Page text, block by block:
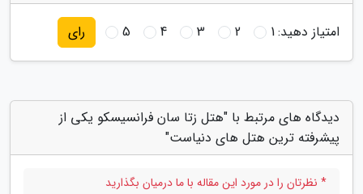
امتیاز دهید:1
2
3
4
5 رای
دیدگاه های مرتبط با "هتل زتا سان فرانسیسکو یکی از
پیشرفته ترین هتل های دنیاست"
* نظرتان را در مورد این مقاله با ما درمیان بگذارید